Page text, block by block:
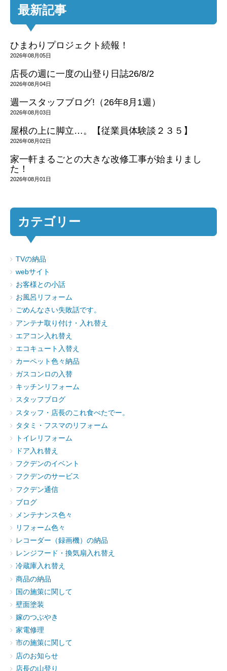
最新記事
ひまわりプロジェクト続報！
2026年08月05日
店長の週に一度の山登り日誌26/8/2
2026年08月04日
週一スタッフブログ!（26年8月1週）
2026年08月03日
屋根の上に脚立…。【従業員体験談２３５】
2026年08月02日
家一軒まるごとの大きな改修工事が始まりまし
た！
2026年08月01日
カテゴリー
TVの納品
webサイト
お客様との小話
お風呂リフォーム
ごめんなさい失敗話です。
アンテナ取り付け・入れ替え
エアコン入れ替え
エコキュート入替え
カーペット色々納品
ガスコンロの入替
キッチンリフォーム
スタッフブログ
スタッフ・店長のこれ食べたでー。
タタミ・フスマのリフォーム
トイレリフォーム
ドア入れ替え
フクデンのイベント
フクデンのサービス
フクデン通信
ブログ
メンテナンス色々
リフォーム色々
レコーダー（録画機）の納品
レンジフード・換気扇入れ替え
冷蔵庫入れ替え
商品の納品
国の施策に関して
壁面塗装
嫁のつぶやき
家電修理
市の施策に関して
店のお知らせ
店長の山登り